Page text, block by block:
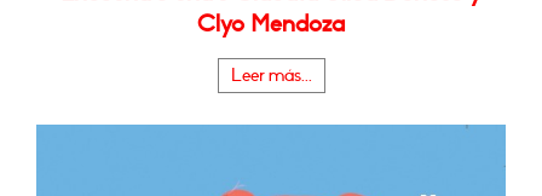
Clyo Mendoza
Leer más...